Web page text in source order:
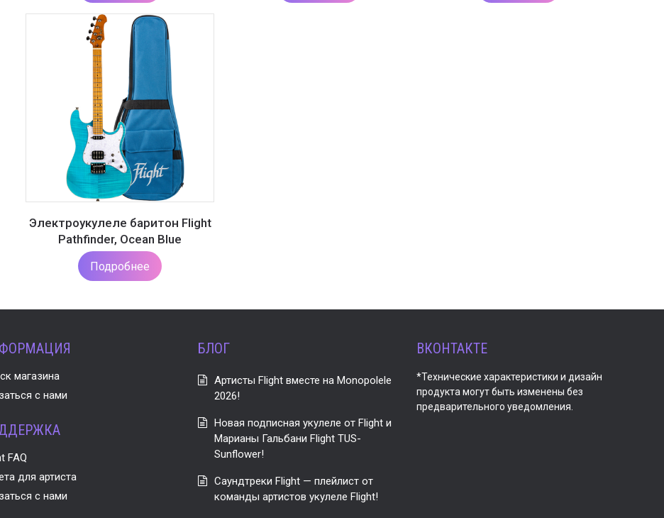
Электроукулеле баритон Flight
Pathfinder, Ocean Blue
Подробнее
магазина
с нами
FAQ
для артиста
с нами
БЛОГ
Артисты Flight вместе на Monopolele
2026!
Новая подписная укулеле от Flight и
Марианы Гальбани Flight TUS-
Sunflower!
Саундтреки Flight — плейлист от
команды артистов укулеле Flight!
ВКОНТАКТЕ
*Технические характеристики и дизайн
продукта могут быть изменены без
предварительного уведомления.